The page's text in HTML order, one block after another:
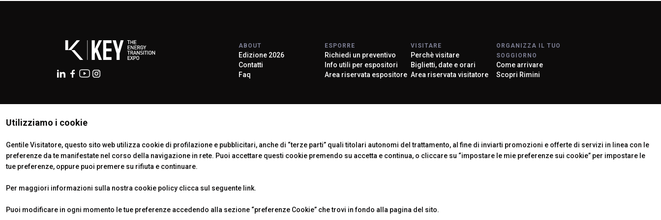
OLTRE KEY
Key Choice
Prenota il tuo spazio
About KEY
Utilizziamo i cookie
Gentile Visitatore, questo sito web utilizza cookie di profilazione e pubblicitari, anche di “terze parti” quali titolari autonomi del trattamento, al fine di inviarti promozioni e offerte di servizi in linea con le
preferenze da te manifestate nel corso della navigazione in rete. Puoi accettare questi cookie premendo su accetta e continua, o cliccare su “impostare le mie preferenze sui cookie” per impostare le
tue preferenze, oppure puoi premere su rifiuta e continuare.
Per maggiori informazioni sulla nostra cookie policy clicca sul seguente link.
Puoi modificare in ogni momento le tue preferenze accedendo alla sezione “preferenze Cookie” che trovi in fondo alla pagina del sito.
ABOUT
Edizione 2026
Contatti
Faq
ESPORRE
Richiedi un preventivo
Info utili per espositori
Area riservata espositore
VISITARE
Perchè visitare
Biglietti, date e orari
Area riservata visitatore
ORGANIZZA IL TUO
SOGGIORNO
Come arrivare
Scopri Rimini
Official Carrier
Soc. 52.214.897 i.v. -Copyright & disclaimer-Privacy Policy- Cookie Policy-Preferenze Cookie